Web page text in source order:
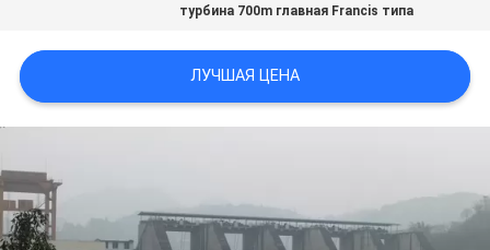
СПРОСИТЕ
ЦИТАТУ
КАРТА
САЙТА
турбина 700m главная Francis типа
ЛУЧШАЯ ЦЕНА